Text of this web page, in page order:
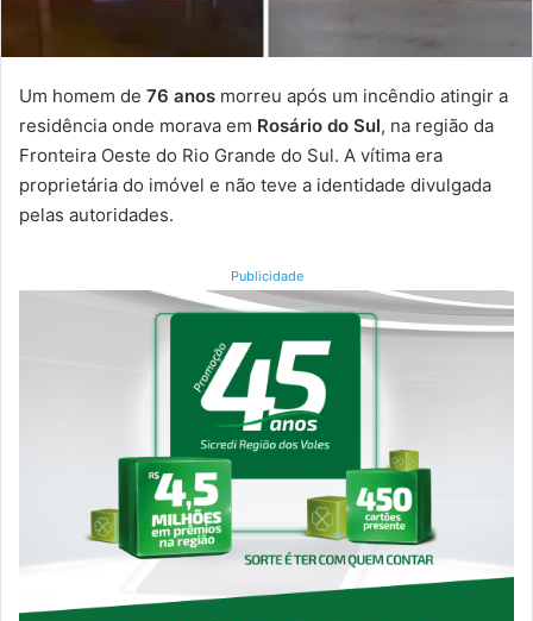
Um homem de 76 anos morreu após um incêndio atingir a
residência onde morava em Rosário do Sul, na região da
Fronteira Oeste do Rio Grande do Sul. A vítima era
proprietária do imóvel e não teve a identidade divulgada
pelas autoridades.
Publicidade